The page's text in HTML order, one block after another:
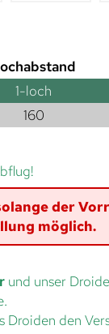
1-loch
160
der
möglich.
und unser
Droiden den